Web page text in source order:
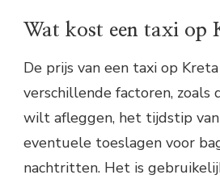
Wat kost een taxi op
De prijs van een taxi op
verschillende factoren, zoals
wilt afleggen, het tijdstip
eventuele toeslagen voor
nachtritten. Het is